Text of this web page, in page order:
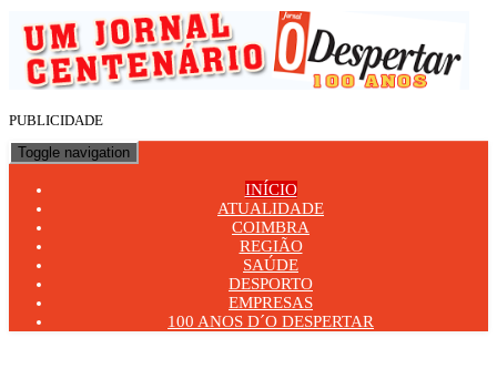
PUBLICIDADE
Toggle navigation
INÍCIO
ATUALIDADE
COIMBRA
REGIÃO
SAÚDE
DESPORTO
EMPRESAS
100 ANOS D´O DESPERTAR